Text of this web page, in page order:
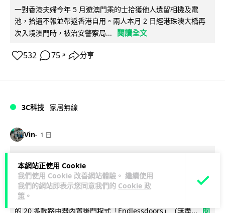
本網站正使用 Cookie
我們使用 Cookie 改善網站體驗。 繼續使用
我們的網站即表示您同意我們的 Cookie 政
策 。
一對香港夫婦今年 5 月遊澳門乘的士拾獲他人遺留相機及電
池，拾遺不報並帶返香港自用。兩人本月 2 日經港珠澳大橋再
次入境澳門時，被治安警察局...
閱讀全文
532 75 ↗ 分享
3C科技 家居無線
Vin 1 日
逾 20 款平價路由器爆後門 每 35 秒自
動連線回中國 全球 10 萬用家私隱堪憂
網絡安全公司 VulnCheck 揭發中國智博通電子（Zbtlink）生產
的 20 多款路由器內置後門程式「Endlessdoors」（無盡... 閱